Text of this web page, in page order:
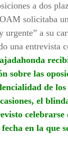
a dos
solicitaba
a su
una entrevista
sobre las
de los
el
en la que